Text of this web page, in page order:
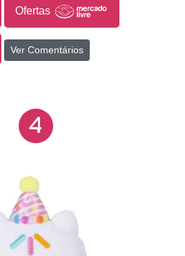
Os brinquedos de
são para crianças a
Ofertas
Ver Comentários
4